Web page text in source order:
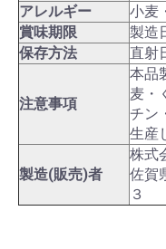
お買い物を
アレルギー
小麦
賞味期限
製造
保存方法
直射
注意事項
本品
麦・
チン
生産
製造(販売)者
株式
佐賀
３